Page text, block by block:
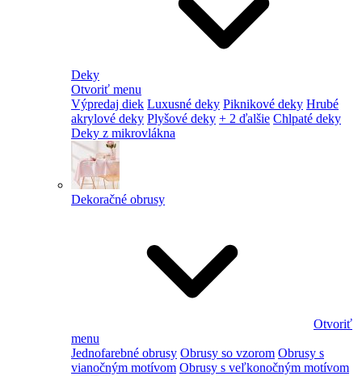
Deky
Otvoriť menu
Výpredaj diek Luxusné deky Piknikové deky Hrubé
akrylové deky Plyšové deky + 2 ďalšie Chlpaté deky
Deky z mikrovlákna
Dekoračné obrusy
Otvoriť
menu
Jednofarebné obrusy Obrusy so vzorom Obrusy s
vianočným motívom Obrusy s veľkonočným motívom